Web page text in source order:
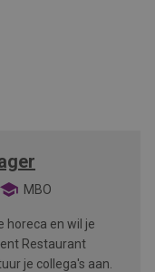
MBO
horeca en wil je
Restaurant
je collega's aan.